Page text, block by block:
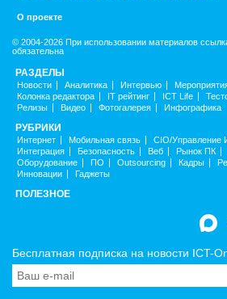
О проекте
© 2004-2026 При использовании материалов
обязательна
РАЗДЕЛЫ
Новости Аналитика Интервью
Колонка редактора
IT рейтинг ICT Life
Релизы
Видео Фотогалерея Инфографика
РУБРИКИ
Интернет Мобильная связь CIO/Управление
Интеграция
Безопасность Веб Рынок ПК
Оборудование
ПО Outsourcing Кадры
Инновации
Гаджеты
ПОЛЕЗНОЕ
Бесплатная подписка на новости ICT-